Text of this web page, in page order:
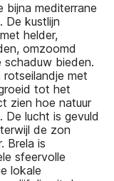
bijna mediterrane
De kustlijn
helder,
omzoomd
bieden.
met
tot het
zien hoe natuur
De lucht is gevuld
de zon
Brela is
sfeervolle
lokale